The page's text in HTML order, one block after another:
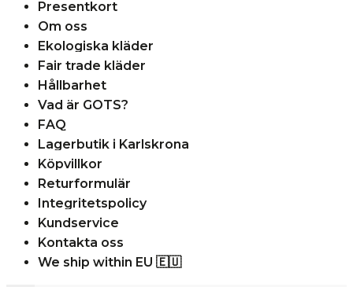
Presentkort
Om oss
Ekologiska kläder
Fair trade kläder
Hållbarhet
Vad är GOTS?
FAQ
Lagerbutik i Karlskrona
Köpvillkor
Returformulär
Integritetspolicy
Kundservice
Kontakta oss
We ship within EU 🇪🇺